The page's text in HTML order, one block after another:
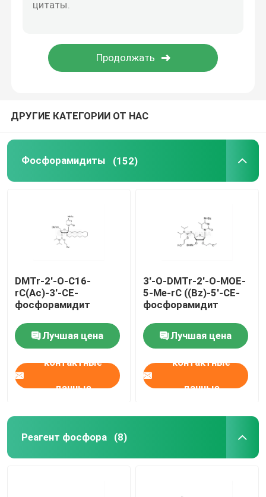
Олигосинтезные реагенты
Средство доставки
ДРУГИЕ КАТЕГОРИИ ОТ НАС
Фосфорамидиты (152)
DMTr-2'-O-C16-
rC(Ac)-3'-CE-
фосфорамидит
Лучшая цена
контактные
данные
3'-O-DMTr-2'-O-MOE-
5-Me-rC ((Bz)-5'-CE-
фосфорамидит
Лучшая цена
контактные
данные
Реагент фосфора (8)